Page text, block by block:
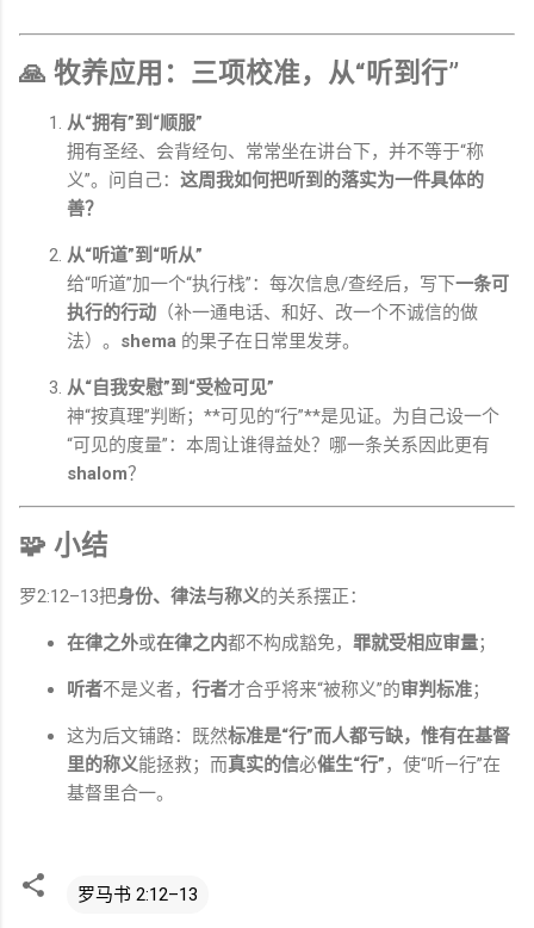
🙏 牧养应用：三项校准，从“听到行”
从“拥有”到“顺服”
拥有圣经、会背经句、常常坐在讲台下，并不等于“称
义”。问自己： 这周我如何把听到的落实为一件具体的
善？
从“听道”到“听从”
给“听道”加一个“执行栈”：每次信息/查经后，写下一条可
执行的行动 （补一通电话、和好、改一个不诚信的做
法）。 shema 的果子在日常里发芽。
从“自我安慰”到“受检可见”
神“按真理”判断；**可见的“行”**是见证。为自己设一个
“可见的度量”：本周让谁得益处？哪一条关系因此更有
shalom？
🧩 小结
罗2:12–13把身份、律法与称义的关系摆正：
在律之外或在律之内都不构成豁免， 罪就受相应审量；
听者不是义者， 行者才合乎将来“被称义”的审判标准；
这为后文铺路：既然标准是“行”而人都亏缺，惟有在基督
里的称义能拯救；而真实的信必催生“行”，使“听—行”在
基督里合一。
罗马书 2:12–13